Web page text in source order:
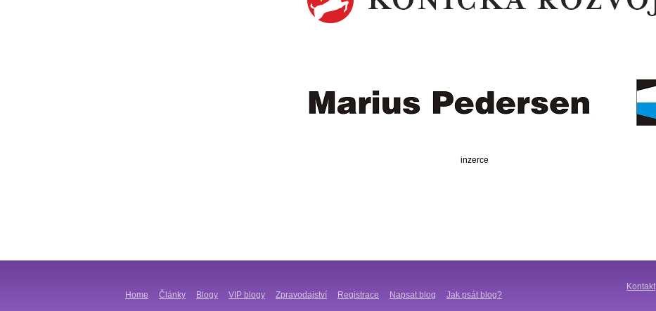
inzerce
Home Články Blogy VIP blogy Zpravodajství Registrace Napsat blog Jak psát blog?
Kontakt